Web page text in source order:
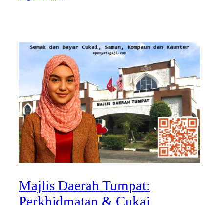
Majlis Daerah Tumpat:
Perkhidmatan & Cukai